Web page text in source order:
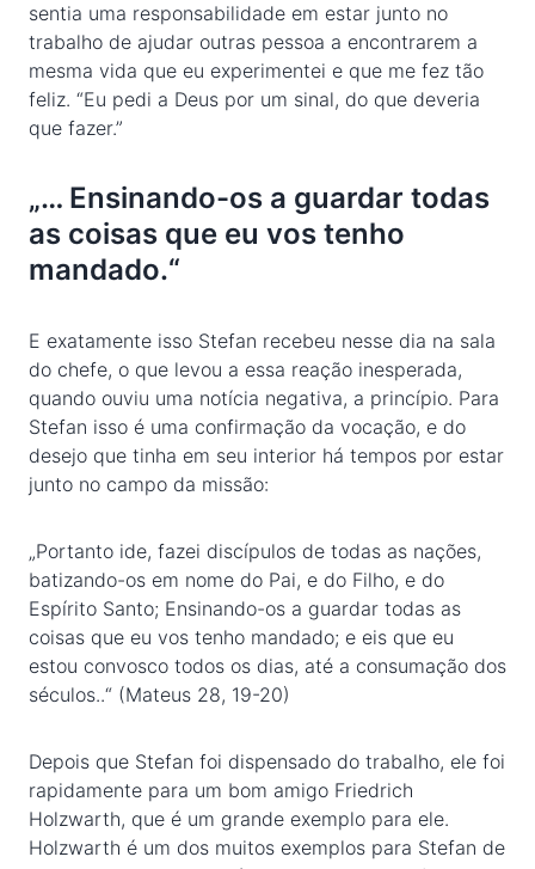
sentia uma responsabilidade em estar junto no
trabalho de ajudar outras pessoa a encontrarem a
mesma vida que eu experimentei e que me fez tão
feliz. “Eu pedi a Deus por um sinal, do que deveria
que fazer.”
„… Ensinando-os a guardar todas
as coisas que eu vos tenho
mandado.“
E exatamente isso Stefan recebeu nesse dia na sala
do chefe, o que levou a essa reação inesperada,
quando ouviu uma notícia negativa, a princípio. Para
Stefan isso é uma confirmação da vocação, e do
desejo que tinha em seu interior há tempos por estar
junto no campo da missão:
„Portanto ide, fazei discípulos de todas as nações,
batizando-os em nome do Pai, e do Filho, e do
Espírito Santo; Ensinando-os a guardar todas as
coisas que eu vos tenho mandado; e eis que eu
estou convosco todos os dias, até a consumação dos
séculos..“ (Mateus 28, 19-20)
Depois que Stefan foi dispensado do trabalho, ele foi
rapidamente para um bom amigo Friedrich
Holzwarth, que é um grande exemplo para ele.
Holzwarth é um dos muitos exemplos para Stefan de